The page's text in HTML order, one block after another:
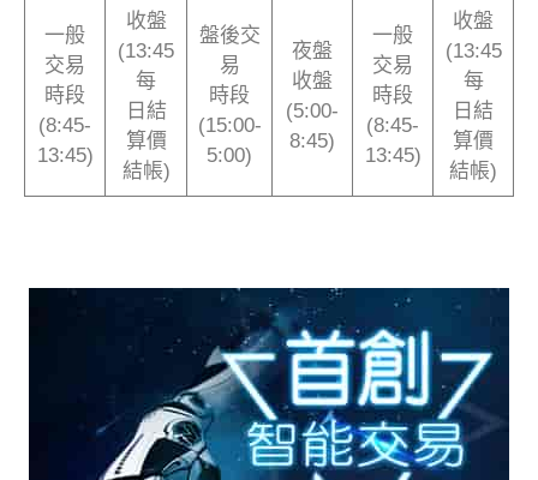
一般
交易
時段
(8:45-
13:45)
收盤
(13:45
每
日結
算價
結帳)
盤後交
易
時段
(15:00-
5:00)
夜盤
收盤
(5:00-
8:45)
一般
交易
時段
(8:45-
13:45)
收盤
(13:45
每
日結
算價
結帳)